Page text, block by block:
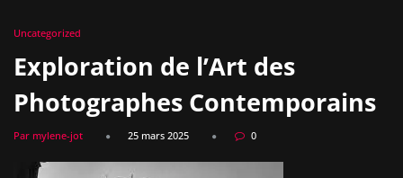
Uncategorized
Exploration de l’Art des
Photographes Contemporains
Par mylene-jot 25 mars 2025 0